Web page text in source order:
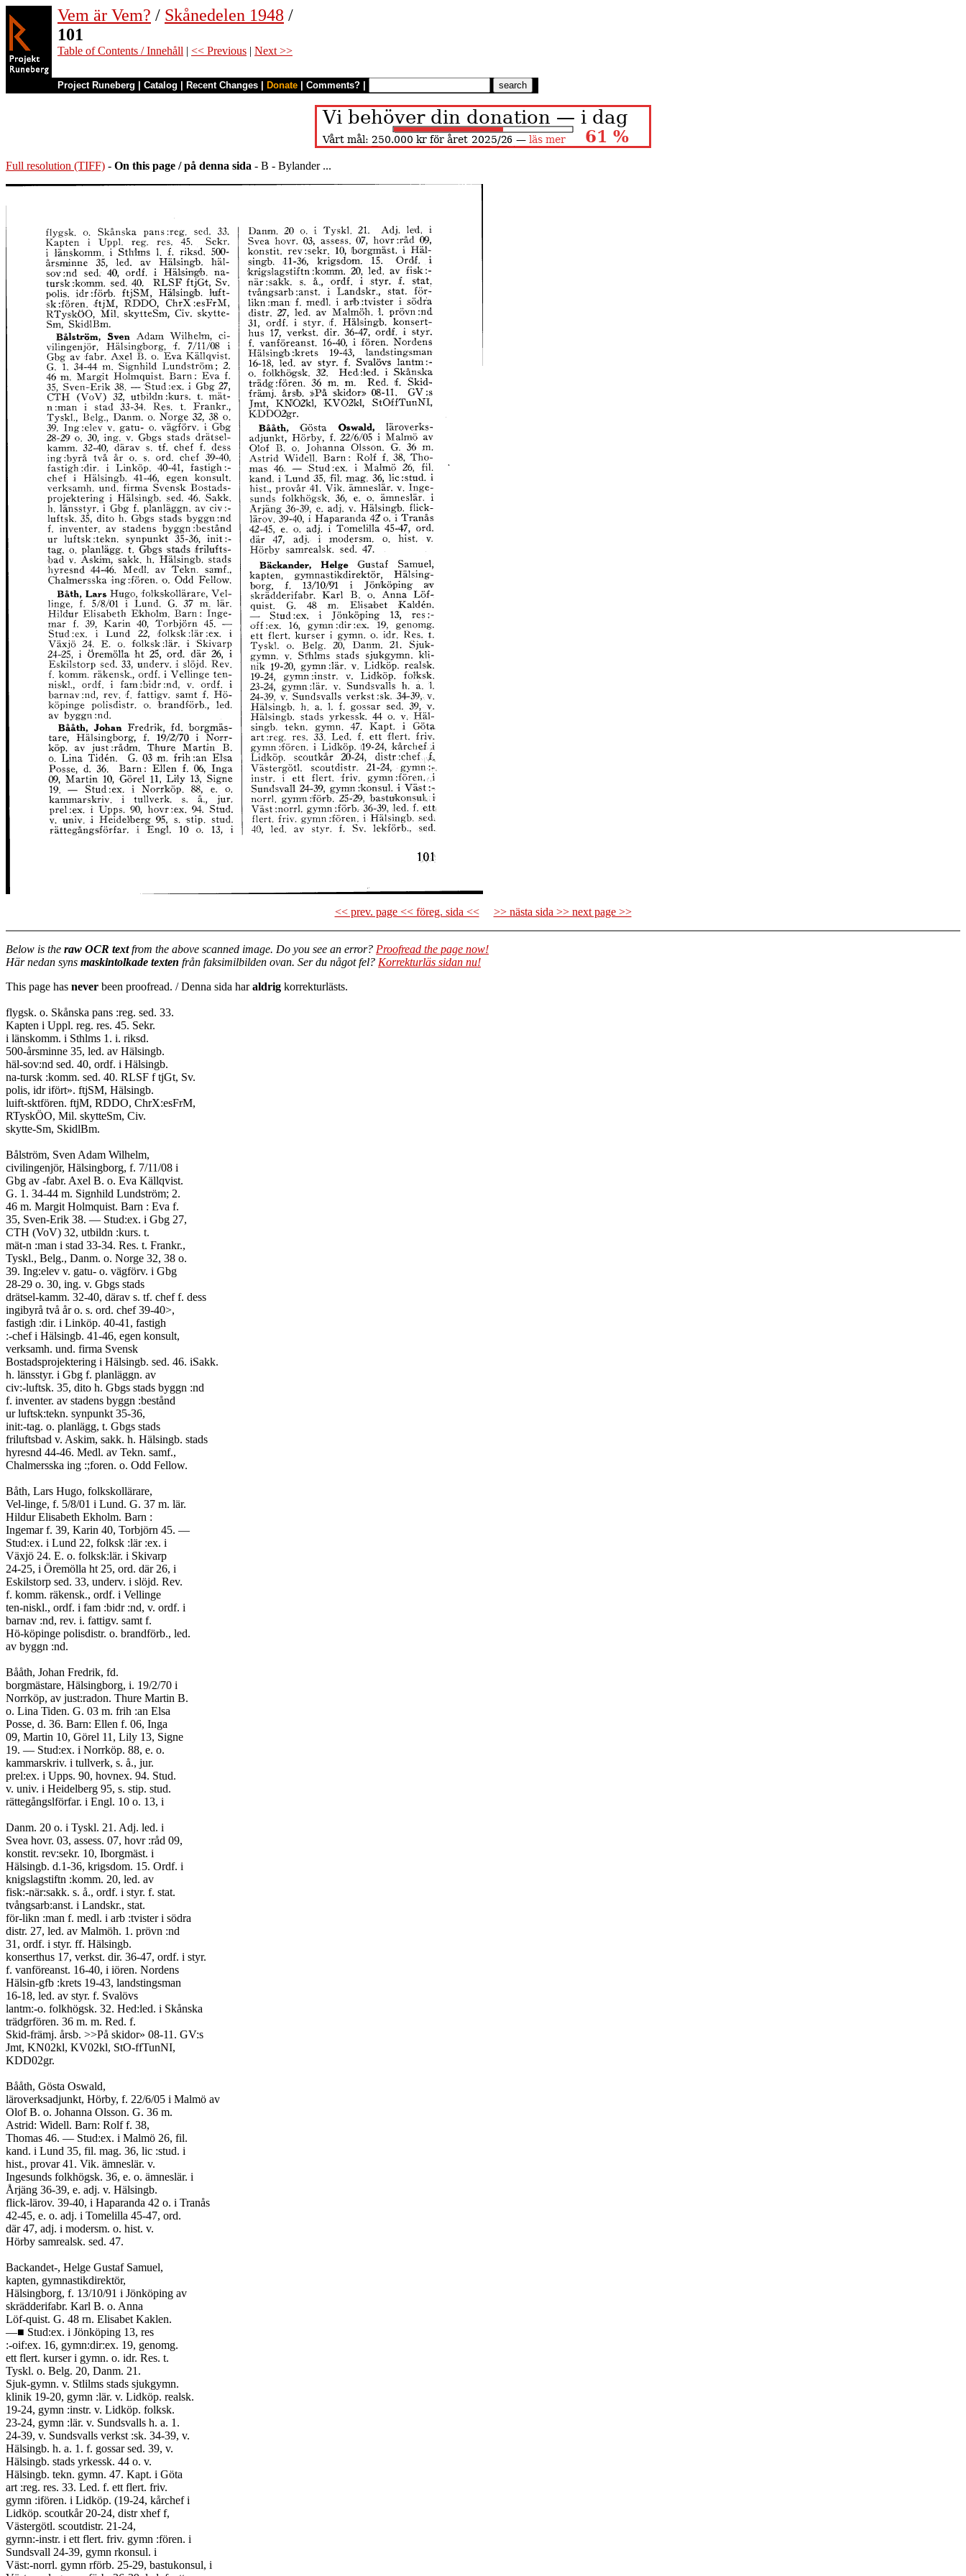
Vem är Vem? / Skånedelen 1948 /
101
Table of Contents / Innehåll | << Previous | Next >>
Project Runeberg Catalog Recent Changes Donate Comments?
Full resolution (TIFF) - On this page / på denna sida - B - Bylander ...
<< prev. page << föreg. sida << >> nästa sida >> next page >>
Below is the raw OCR textfrom the above scanned image. Do you see an error? Proofread the page now!
Här nedan syns maskintolkade texten från faksimilbilden ovan. Ser du något fel? Korrekturläs sidan nu!
This page has never been proofread. / Denna sida haraldrig korrekturlästs.
flygsk. o. Skånska pans :reg. sed. 33.
Kapten i Uppl. reg. res. 45. Sekr.
i länskomm. i Sthlms 1. i. riksd.
500-årsminne 35, led. av Hälsingb.
häl-sov:nd sed. 40, ordf. i Hälsingb.
na-tursk :komm. sed. 40. RLSF f tjGt, Sv.
polis, idr ifört». ftjSM, Hälsingb.
luift-sktfören. ftjM, RDDO, ChrX:esFrM,
RTyskÖO, Mil. skytteSm, Civ.
skytte-Sm, SkidlBm.
Bålström, Sven Adam Wilhelm,
civilingenjör, Hälsingborg, f. 7/11/08 i
Gbg av -fabr. Axel B. o. Eva Källqvist.
G. 1. 34-44 m. Signhild Lundström; 2.
46 m. Margit Holmquist. Barn : Eva f.
35, Sven-Erik 38. — Stud:ex. i Gbg 27,
CTH (VoV) 32, utbildn :kurs. t.
mät-n :man i stad 33-34. Res. t. Frankr.,
Tyskl., Belg., Danm. o. Norge 32, 38 o.
39. Ing:elev v. gatu- o. vägförv. i Gbg
28-29 o. 30, ing. v. Gbgs stads
drätsel-kamm. 32-40, därav s. tf. chef f. dess
ingibyrå två år o. s. ord. chef 39-40>,
fastigh :dir. i Linköp. 40-41, fastigh
:-chef i Hälsingb. 41-46, egen konsult,
verksamh. und. firma Svensk
Bostadsprojektering i Hälsingb. sed. 46. iSakk.
h. länsstyr. i Gbg f. planläggn. av
civ:-luftsk. 35, dito h. Gbgs stads byggn :nd
f. inventer. av stadens byggn :bestånd
ur luftsk:tekn. synpunkt 35-36,
init:-tag. o. planlägg, t. Gbgs stads
friluftsbad v. Askim, sakk. h. Hälsingb. stads
hyresnd 44-46. Medl. av Tekn. samf.,
Chalmersska ing :;foren. o. Odd Fellow.
Båth, Lars Hugo, folkskollärare,
Vel-linge, f. 5/8/01 i Lund. G. 37 m. lär.
Hildur Elisabeth Ekholm. Barn :
Ingemar f. 39, Karin 40, Torbjörn 45. —
Stud:ex. i Lund 22, folksk :lär :ex. i
Växjö 24. E. o. folksk:lär. i Skivarp
24-25, i Öremölla ht 25, ord. där 26, i
Eskilstorp sed. 33, underv. i slöjd. Rev.
f. komm. räkensk., ordf. i Vellinge
ten-niskl., ordf. i fam :bidr :nd, v. ordf. i
barnav :nd, rev. i. fattigv. samt f.
Hö-köpinge polisdistr. o. brandförb., led.
av byggn :nd.
Bååth, Johan Fredrik, fd.
borgmästare, Hälsingborg, i. 19/2/70 i
Norrköp, av just:radon. Thure Martin B.
o. Lina Tiden. G. 03 m. frih :an Elsa
Posse, d. 36. Barn: Ellen f. 06, Inga
09, Martin 10, Görel 11, Lily 13, Signe
19. — Stud:ex. i Norrköp. 88, e. o.
kammarskriv. i tullverk, s. å., jur.
prel:ex. i Upps. 90, hovnex. 94. Stud.
v. univ. i Heidelberg 95, s. stip. stud.
rättegångslförfar. i Engl. 10 o. 13, i
Danm. 20 o. i Tyskl. 21. Adj. led. i
Svea hovr. 03, assess. 07, hovr :råd 09,
konstit. rev:sekr. 10, Iborgmäst. i
Hälsingb. d.1-36, krigsdom. 15. Ordf. i
knigslagstiftn :komm. 20, led. av
fisk:-när:sakk. s. å., ordf. i styr. f. stat.
tvångsarb:anst. i Landskr., stat.
för-likn :man f. medl. i arb :tvister i södra
distr. 27, led. av Malmöh. 1. prövn :nd
31, ordf. i styr. ff. Hälsingb.
konserthus 17, verkst. dir. 36-47, ordf. i styr.
f. vanföreanst. 16-40, i iören. Nordens
Hälsin-gfb :krets 19-43, landstingsman
16-18, led. av styr. f. Svalövs
lantm:-o. folkhögsk. 32. Hed:led. i Skånska
trädgrfören. 36 m. m. Red. f.
Skid-främj. årsb. >>På skidor» 08-11. GV:s
Jmt, KN02kl, KV02kl, StO-ffTunNI,
KDD02gr.
Bååth, Gösta Oswald,
läroverksadjunkt, Hörby, f. 22/6/05 i Malmö av
Olof B. o. Johanna Olsson. G. 36 m.
Astrid: Widell. Barn: Rolf f. 38,
Thomas 46. — Stud:ex. i Malmö 26, fil.
kand. i Lund 35, fil. mag. 36, lic :stud. i
hist., provar 41. Vik. ämneslär. v.
Ingesunds folkhögsk. 36, e. o. ämneslär. i
Årjäng 36-39, e. adj. v. Hälsingb.
flick-lärov. 39-40, i Haparanda 42 o. i Tranås
42-45, e. o. adj. i Tomelilla 45-47, ord.
där 47, adj. i modersm. o. hist. v.
Hörby samrealsk. sed. 47.
Backandet-, Helge Gustaf Samuel,
kapten, gymnastikdirektör,
Hälsingborg, f. 13/10/91 i Jönköping av
skrädderifabr. Karl B. o. Anna
Löf-quist. G. 48 rn. Elisabet Kaklen.
—■ Stud:ex. i Jönköping 13, res
:-oif:ex. 16, gymn:dir:ex. 19, genomg.
ett flert. kurser i gymn. o. idr. Res. t.
Tyskl. o. Belg. 20, Danm. 21.
Sjuk-gymn. v. Stlilms stads sjukgymn.
klinik 19-20, gymn :lär. v. Lidköp. realsk.
19-24, gymn :instr. v. Lidköp. folksk.
23-24, gymn :lär. v. Sundsvalls h. a. 1.
24-39, v. Sundsvalls verkst :sk. 34-39, v.
Hälsingb. h. a. 1. f. gossar sed. 39, v.
Hälsingb. stads yrkessk. 44 o. v.
Hälsingb. tekn. gymn. 47. Kapt. i Göta
art :reg. res. 33. Led. f. ett flert. friv.
gymn :ifören. i Lidköp. (19-24, kårchef i
Lidköp. scoutkår 20-24, distr xhef f,
Västergötl. scoutdistr. 21-24,
gyrnn:-instr. i ett flert. friv. gymn :fören. i
Sundsvall 24-39, gymn rkonsul. i
Väst:-norrl. gymn rförb. 25-29, bastukonsul, i